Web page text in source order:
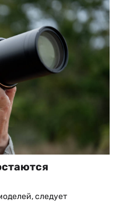
следует